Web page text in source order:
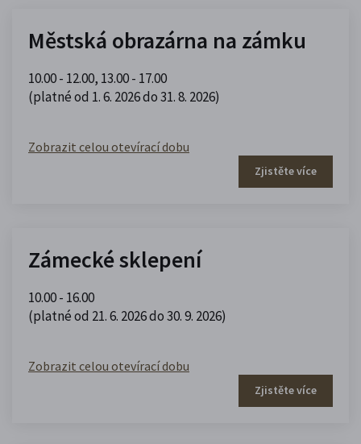
Městská obrazárna na zámku
10.00 - 12.00, 13.00 - 17.00
(platné od 1. 6. 2026 do 31. 8. 2026)
Zobrazit celou otevírací dobu
Zjistěte více
Zámecké sklepení
10.00 - 16.00
(platné od 21. 6. 2026 do 30. 9. 2026)
Zobrazit celou otevírací dobu
Zjistěte více